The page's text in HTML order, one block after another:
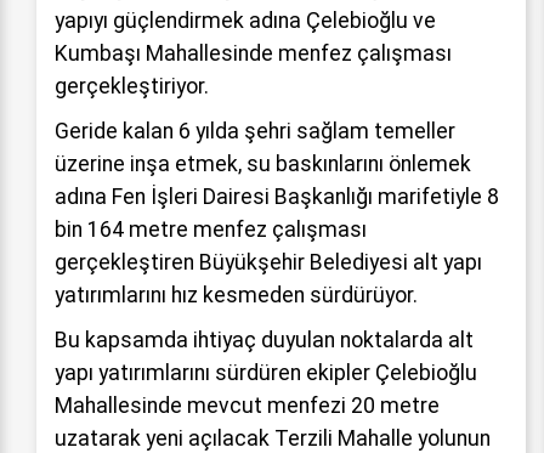
yapıyı güçlendirmek adına Çelebioğlu ve
Kumbaşı Mahallesinde menfez çalışması
gerçekleştiriyor.
Geride kalan 6 yılda şehri sağlam temeller
üzerine inşa etmek, su baskınlarını önlemek
adına Fen İşleri Dairesi Başkanlığı marifetiyle 8
bin 164 metre menfez çalışması
gerçekleştiren Büyükşehir Belediyesi alt yapı
yatırımlarını hız kesmeden sürdürüyor.
Bu kapsamda ihtiyaç duyulan noktalarda alt
yapı yatırımlarını sürdüren ekipler Çelebioğlu
Mahallesinde mevcut menfezi 20 metre
uzatarak yeni açılacak Terzili Mahalle yolunun